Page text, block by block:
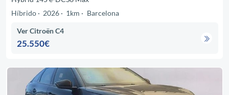
Híbrido
2026 1km Barcelona
Ver Citroën C4
25.550€